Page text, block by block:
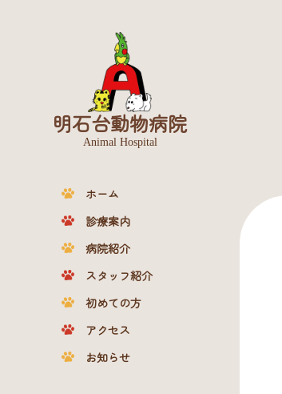
明石台動物病院
Animal Hospital
ホーム
診療案内
病院紹介
スタッフ紹介
初めての方
アクセス
お知らせ